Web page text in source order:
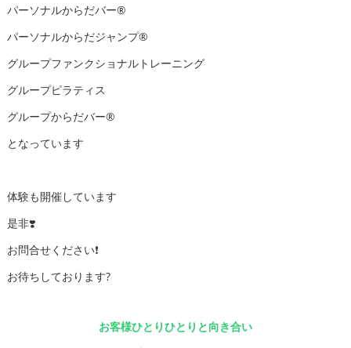
パーソナルからだバー®️
パーソナルからだジャンプ®️
グループファンクショナルトレーニング
グループピラティス
グループからだバー®️
となっています
体験も開催しています
是非❣️
お問合せください❗️
お待ちしております?
お客様ひとりひとりと向き合い